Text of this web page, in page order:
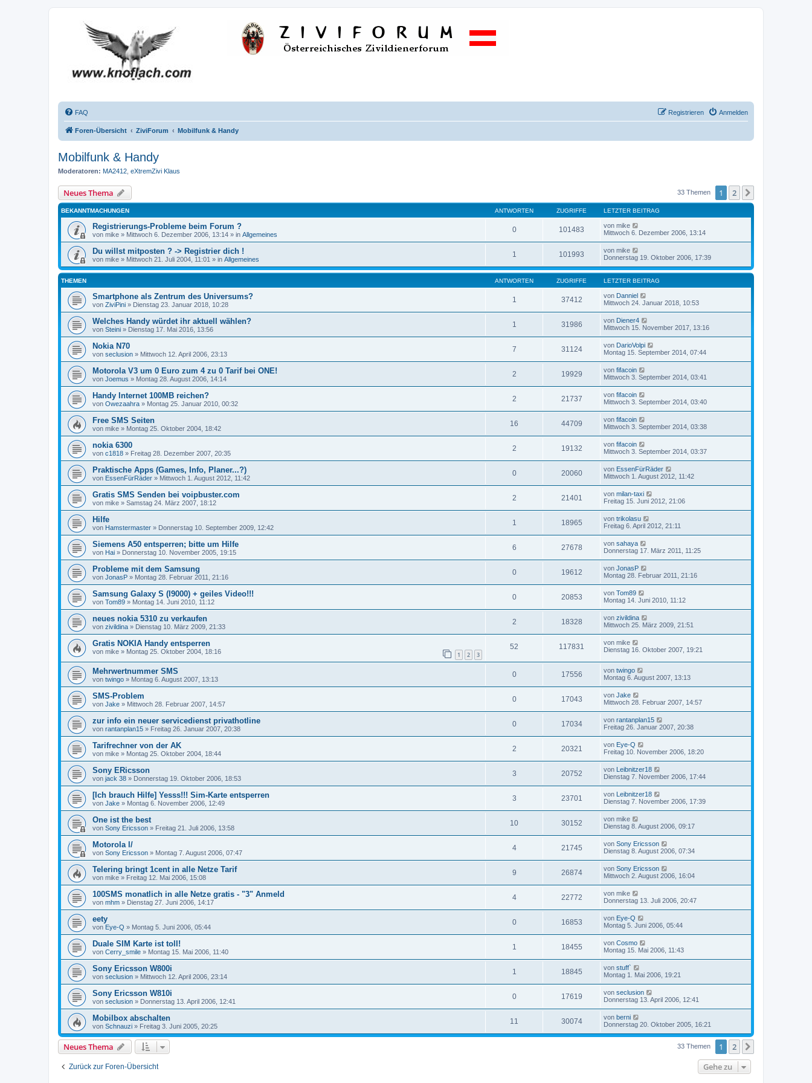
FAQ Anmelden
Registrieren
Foren-Übersicht ZiviForum Mobilfunk & Handy
Mobilfunk & Handy
Moderatoren: MA2412 eXtremZivi Klaus
Neues Thema 33 Themen 1 2
BEKANNTMACHUNGEN ANTWORTEN ZUGRIFFE LETZTER BEITRAG
Registrierungs-Probleme beim Forum ?
von mike » Mittwoch 6. Dezember 2006, 13:14 » in Allgemeines
0 101483 von mike
Mittwoch 6. Dezember 2006, 13:14
Du willst mitposten ? -> Registrier dich !
von mike » Mittwoch 21. Juli 2004, 11:01 » in Allgemeines
1 101993 von mike
Donnerstag 19. Oktober 2006, 17:39
THEMEN ANTWORTEN ZUGRIFFE LETZTER BEITRAG
Smartphone als Zentrum des Universums?
von ZiviPini » Dienstag 23. Januar 2018, 10:28
1 37412 von Danniel
Mittwoch 24. Januar 2018, 10:53
Welches Handy würdet ihr aktuell wählen?
von Steini » Dienstag 17. Mai 2016, 13:56
1 31986 von Diener4
Mittwoch 15. November 2017, 13:16
Nokia N70
von seclusion » Mittwoch 12. April 2006, 23:13
7 31124 von DarioVolpi
Montag 15. September 2014, 07:44
Motorola V3 um 0 Euro zum 4 zu 0 Tarif bei ONE!
von Joemus » Montag 28. August 2006, 14:14
2 19929 von fifacoin
Mittwoch 3. September 2014, 03:41
Handy Internet 100MB reichen?
von Owezaahra » Montag 25. Januar 2010, 00:32
2 21737 von fifacoin
Mittwoch 3. September 2014, 03:40
Free SMS Seiten
von mike » Montag 25. Oktober 2004, 18:42
16 44709 von fifacoin
Mittwoch 3. September 2014, 03:38
nokia 6300
von c1818 » Freitag 28. Dezember 2007, 20:35
2 19132 von fifacoin
Mittwoch 3. September 2014, 03:37
Praktische Apps (Games, Info, Planer...?)
von EssenFürRäder » Mittwoch 1. August 2012, 11:42
0 20060 von EssenFürRäder
Mittwoch 1. August 2012, 11:42
Gratis SMS Senden bei voipbuster.com
von mike » Samstag 24. März 2007, 18:12
2 21401 von milan-taxi
Freitag 15. Juni 2012, 21:06
Hilfe
von Hamstermaster » Donnerstag 10. September 2009, 12:42
1 18965 von trikolasu
Freitag 6. April 2012, 21:11
Siemens A50 entsperren; bitte um Hilfe
von Hai » Donnerstag 10. November 2005, 19:15
6 27678 von sahaya
Donnerstag 17. März 2011, 11:25
Probleme mit dem Samsung
von JonasP » Montag 28. Februar 2011, 21:16
0 19612 von JonasP
Montag 28. Februar 2011, 21:16
Samsung Galaxy S (I9000) + geiles Video!!!
von Tom89 » Montag 14. Juni 2010, 11:12
0 20853 von Tom89
Montag 14. Juni 2010, 11:12
neues nokia 5310 zu verkaufen
von zivildina » Dienstag 10. März 2009, 21:33
2 18328 von zivildina
Mittwoch 25. März 2009, 21:51
Gratis NOKIA Handy entsperren
von mike » Montag 25. Oktober 2004, 18:16 1 2 3
52 117831 von mike
Dienstag 16. Oktober 2007, 19:21
Mehrwertnummer SMS
von twingo » Montag 6. August 2007, 13:13
0 17556 von twingo
Montag 6. August 2007, 13:13
SMS-Problem
von Jake » Mittwoch 28. Februar 2007, 14:57
0 17043 von Jake
Mittwoch 28. Februar 2007, 14:57
zur info ein neuer servicedienst privathotline
von rantanplan15 » Freitag 26. Januar 2007, 20:38
0 17034 von rantanplan15
Freitag 26. Januar 2007, 20:38
Tarifrechner von der AK
von mike » Montag 25. Oktober 2004, 18:44
2 20321 von Eye-Q
Freitag 10. November 2006, 18:20
Sony ERicsson
von jack 38 » Donnerstag 19. Oktober 2006, 18:53
3 20752 von Leibnitzer18
Dienstag 7. November 2006, 17:44
[Ich brauch Hilfe] Yesss!!! Sim-Karte entsperren
von Jake » Montag 6. November 2006, 12:49
3 23701 von Leibnitzer18
Dienstag 7. November 2006, 17:39
One ist the best
von Sony Ericsson » Freitag 21. Juli 2006, 13:58
10 30152 von mike
Dienstag 8. August 2006, 09:17
Motorola l/
von Sony Ericsson » Montag 7. August 2006, 07:47
4 21745 von Sony Ericsson
Dienstag 8. August 2006, 07:34
Telering bringt 1cent in alle Netze Tarif
von mike » Freitag 12. Mai 2006, 15:08
9 26874 von Sony Ericsson
Mittwoch 2. August 2006, 16:04
100SMS monatlich in alle Netze gratis - "3" Anmeld
von mhm » Dienstag 27. Juni 2006, 14:17
4 22772 von mike
Donnerstag 13. Juli 2006, 20:47
eety
von Eye-Q » Montag 5. Juni 2006, 05:44
0 16853 von Eye-Q
Montag 5. Juni 2006, 05:44
Duale SIM Karte ist toll!
von Cerry_smile » Montag 15. Mai 2006, 11:40
1 18455 von Cosmo
Montag 15. Mai 2006, 11:43
Sony Ericsson W800i
von seclusion » Mittwoch 12. April 2006, 23:14
1 18845 von stuff`
Montag 1. Mai 2006, 19:21
Sony Ericsson W810i
von seclusion » Donnerstag 13. April 2006, 12:41
0 17619 von seclusion
Donnerstag 13. April 2006, 12:41
Mobilbox abschalten
von Schnauzi » Freitag 3. Juni 2005, 20:25
11 30074 von berni
Donnerstag 20. Oktober 2005, 16:21
Neues Thema 33 Themen 1 2
Zurück zur Foren-Übersicht Gehe zu